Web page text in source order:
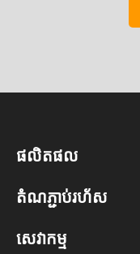
ផលិតផល
តំណភ្ជាប់រហ័ស
សេវាកម្ម